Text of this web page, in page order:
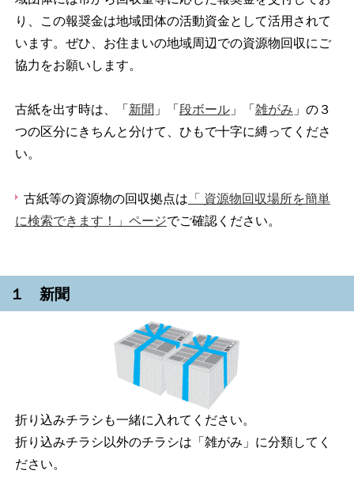
り、この報奨金は地域団体の活動資金として活用されて
います。ぜひ、お住まいの地域周辺での資源物回収にご
協力をお願いします。
古紙を出す時は、「 新聞 」「 段ボール」「 雑がみ 」の３
つの区分にきちんと分けて、ひもで十字に縛ってくださ
い。
古紙等の資源物の回収拠点は 「 資源物回収場所を簡単
に検索できます！」ページでご確認ください。
１ 新聞
折り込みチラシも一緒に入れてください。
折り込みチラシ以外のチラシは「雑がみ」に分類してく
ださい。